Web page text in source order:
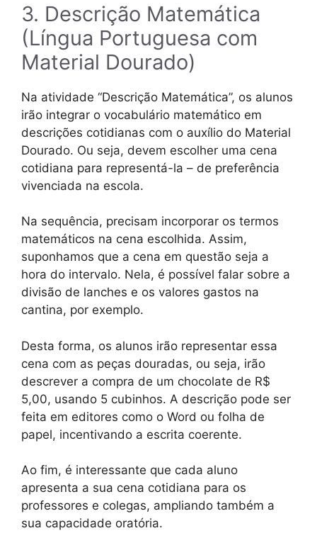
3. Descrição Matemática
(Língua Portuguesa com
Material Dourado)
Na atividade “Descrição Matemática”, os alunos
irão integrar o vocabulário matemático em
descrições cotidianas com o auxílio do Material
Dourado. Ou seja, devem escolher uma cena
cotidiana para representá-la – de preferência
vivenciada na escola.
Na sequência, precisam incorporar os termos
matemáticos na cena escolhida. Assim,
suponhamos que a cena em questão seja a
hora do intervalo. Nela, é possível falar sobre a
divisão de lanches e os valores gastos na
cantina, por exemplo.
Desta forma, os alunos irão representar essa
cena com as peças douradas, ou seja, irão
descrever a compra de um chocolate de R$
5,00, usando 5 cubinhos. A descrição pode ser
feita em editores como o Word ou folha de
papel, incentivando a escrita coerente.
Ao fim, é interessante que cada aluno
apresenta a sua cena cotidiana para os
professores e colegas, ampliando também a
sua capacidade oratória.